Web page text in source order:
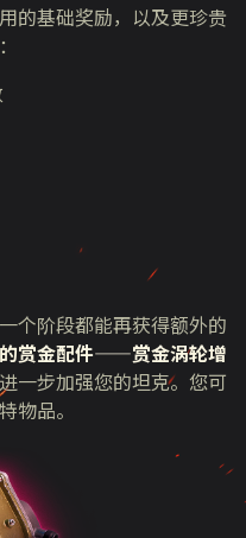
的基础奖励，以及更珍贵
个阶段都能再获得额外的
赏金配件——赏金涡轮增
一步加强您的坦克。您可
物品。